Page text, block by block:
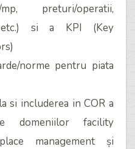
preturi/operatii,
etc.) si a KPI (Key
norme pentru piata
si includerea in COR a
domeniilor facility
management și